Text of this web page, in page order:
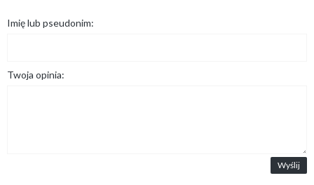
Imię lub pseudonim:
Twoja opinia:
Wyślij